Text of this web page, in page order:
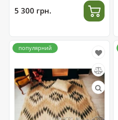
5 300 грн.
популярний